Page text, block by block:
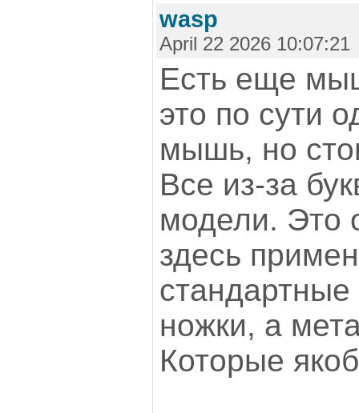
wasp
April 22 2026 10:07:21
Есть еще
это по сути
мышь, но
Все из-за
модели. Это
здесь
ножки, а
Которые